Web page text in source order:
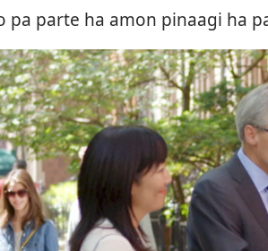
pa parte ha amon pinaagi ha